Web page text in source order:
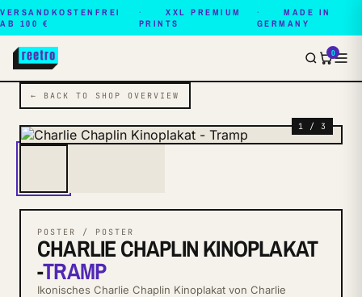
VERSANDKOSTENFREI
AB 100 €
XXL PREMIUM
PRINTS
MADE IN
GERMANY
0
← BACK TO SHOP OVERVIEW
1 / 3
POSTER / POSTER
CHARLIE CHAPLIN KINOPLAKAT
-TRAMP
Ikonisches Charlie Chaplin Kinoplakat von Charlie